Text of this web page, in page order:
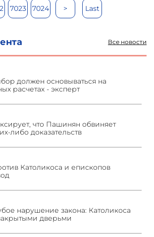
7023 7024 > Last
Все новости
должен основываться на
расчетах - эксперт
что Пашинян обвиняет
либо доказательств
Католикоса и епископов
нарушение закона: Католикоса
дверьми